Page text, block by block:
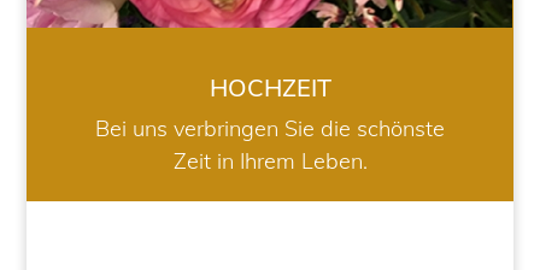
HOCHZEIT
Bei uns verbringen Sie die schönste
Zeit in Ihrem Leben.